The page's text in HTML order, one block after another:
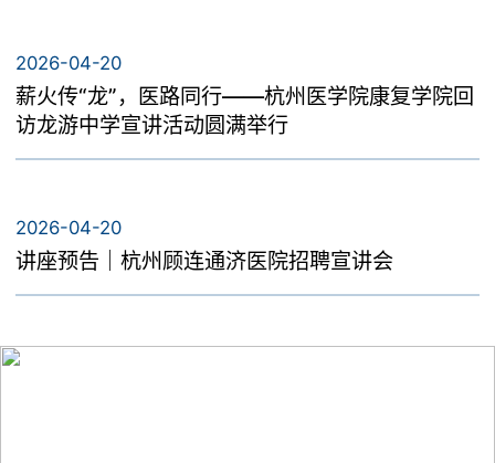
2026-04-20
薪火传“龙”，医路同行——杭州医学院康复学院回
访龙游中学宣讲活动圆满举行
2026-04-20
讲座预告｜杭州顾连通济医院招聘宣讲会